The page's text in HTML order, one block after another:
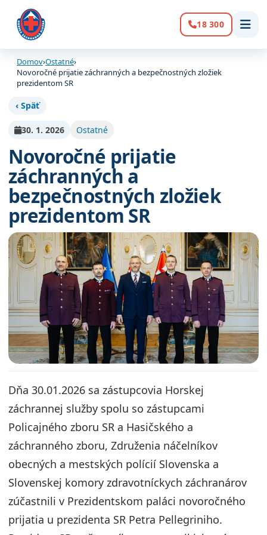
Volanie:
18 300
Domov›Ostatné›
Novoročné prijatie záchranných a bezpečnostných zložiek
prezidentom SR
‹ Späť
30. 1. 2026 Ostatné
Novoročné prijatie
záchranných a
bezpečnostných zložiek
prezidentom SR
Dňa 30.01.2026 sa zástupcovia Horskej
záchrannej služby spolu so zástupcami
Policajného zboru SR a Hasičského a
záchranného zboru, Združenia náčelníkov
obecných a mestských polícií Slovenska a
Slovenskej komory zdravotníckych záchranárov
zúčastnili v Prezidentskom paláci novoročného
prijatia u prezidenta SR Petra Pellegriniho.